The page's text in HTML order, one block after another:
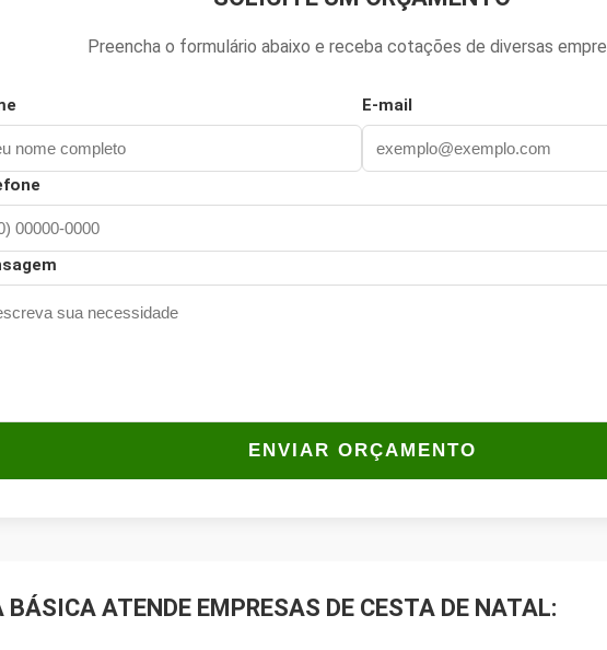
Preencha o formulário abaixo e receba cotações de diversas
E-mail
ENVIAR ORÇAMENTO
BÁSICA ATENDE EMPRESAS DE CESTA DE NATAL: